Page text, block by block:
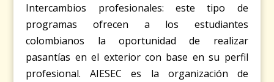
Intercambios profesionales: este tipo de
programas ofrecen a los estudiantes
colombianos la oportunidad de realizar
pasantías en el exterior con base en su perfil
profesional. AIESEC es la organización de